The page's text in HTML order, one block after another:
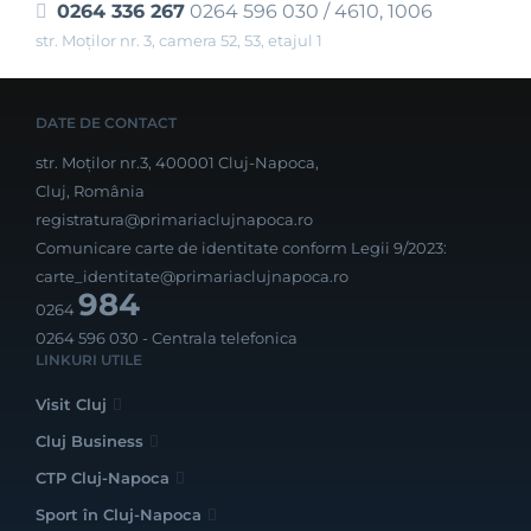
0264 336 267 0264 596 030 / 4610, 1006
str. Moților nr. 3, camera 52, 53, etajul 1
DATE DE CONTACT
str. Moților nr.3, 400001 Cluj-Napoca,
Cluj, România
registratura@primariaclujnapoca.ro
Comunicare carte de identitate conform Legii 9/2023:
carte_identitate@primariaclujnapoca.ro
0264984
0264 596 030 - Centrala telefonica
LINKURI UTILE
Visit Cluj
Cluj Business
CTP Cluj-Napoca
Sport în Cluj-Napoca